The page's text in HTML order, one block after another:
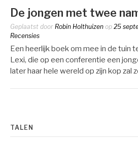
De jongen met twee
Geplaatst door Robin Holthuizen op 25
Recensies
Een heerlijk boek om mee in de tuin
Lexi, die op een conferentie een
later haar hele wereld op zijn kop zal
TALEN